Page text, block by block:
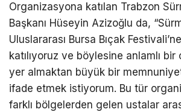
Organizasyona katılan Trabzon
Başkanı Hüseyin Azizoğlu da,
Uluslararası Bursa Bıçak
katılıyoruz ve böylesine anlamlı
yer almaktan büyük bir
ifade etmek istiyorum. Bu tür
farklı bölgelerden gelen ustalar